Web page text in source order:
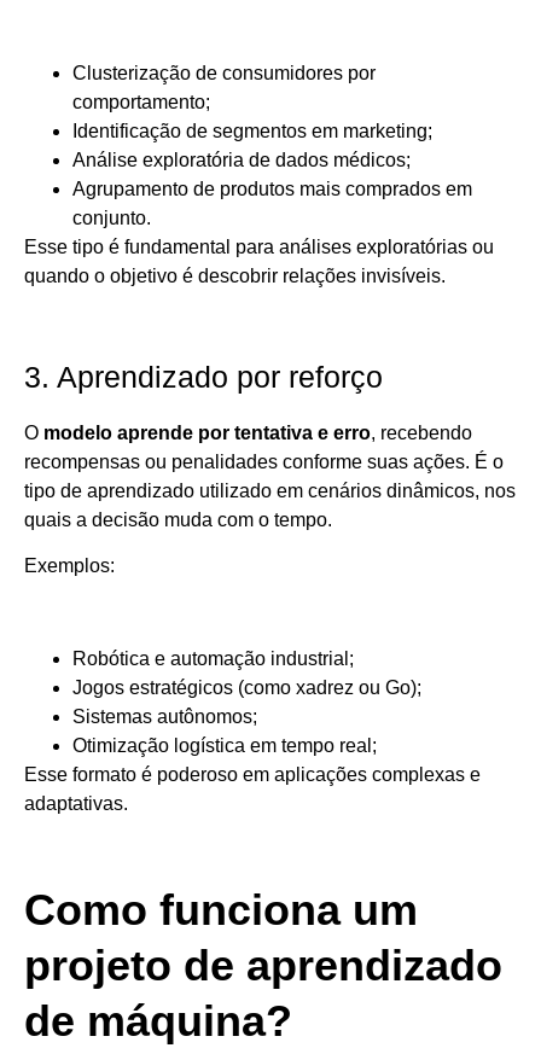
Clusterização de consumidores por
comportamento;
Identificação de segmentos em marketing;
Análise exploratória de dados médicos;
Agrupamento de produtos mais comprados em
conjunto.
Esse tipo é fundamental para análises exploratórias ou
quando o objetivo é descobrir relações invisíveis.
3. Aprendizado por reforço
O modelo aprende por tentativa e erro, recebendo
recompensas ou penalidades conforme suas ações. É o
tipo de aprendizado utilizado em cenários dinâmicos, nos
quais a decisão muda com o tempo.
Exemplos:
Robótica e automação industrial;
Jogos estratégicos (como xadrez ou Go);
Sistemas autônomos;
Otimização logística em tempo real;
Esse formato é poderoso em aplicações complexas e
adaptativas.
Como funciona um
projeto de aprendizado
de máquina?